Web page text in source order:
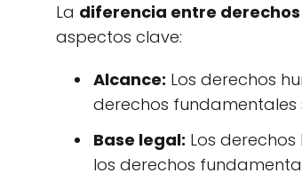
La diferencia entre
aspectos clave:
Alcance: Los derechos
derechos
Base legal: Los
los derechos